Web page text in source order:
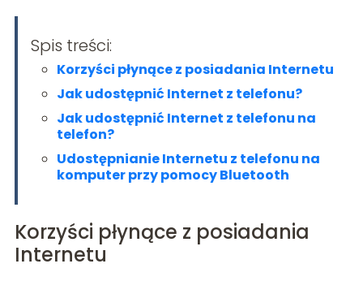
Spis treści:
Korzyści płynące z posiadania Internetu
Jak udostępnić Internet z telefonu?
Jak udostępnić Internet z telefonu na
telefon?
Udostępnianie Internetu z telefonu na
komputer przy pomocy Bluetooth
Korzyści płynące z posiadania
Internetu